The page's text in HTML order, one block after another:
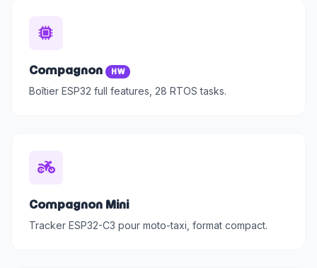
Compagnon HW
Boîtier ESP32 full features, 28 RTOS tasks.
Compagnon Mini
Tracker ESP32-C3 pour moto-taxi, format compact.